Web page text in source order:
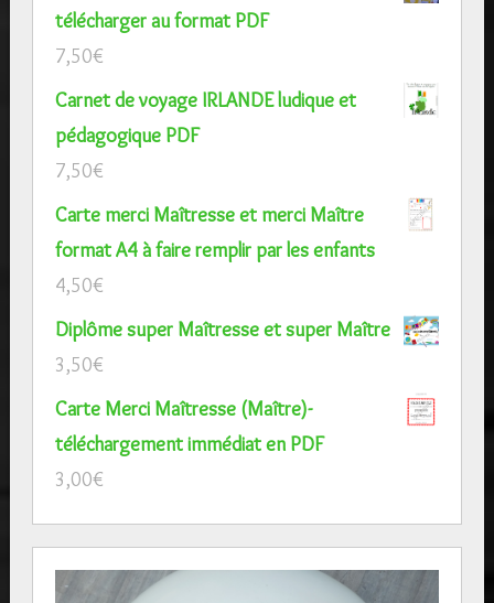
télécharger au format PDF
7,50€
Carnet de voyage IRLANDE ludique et
pédagogique PDF
7,50€
Carte merci Maîtresse et merci Maître
format A4 à faire remplir par les enfants
4,50€
Diplôme super Maîtresse et super Maître
3,50€
Carte Merci Maîtresse (Maître)-
téléchargement immédiat en PDF
3,00€